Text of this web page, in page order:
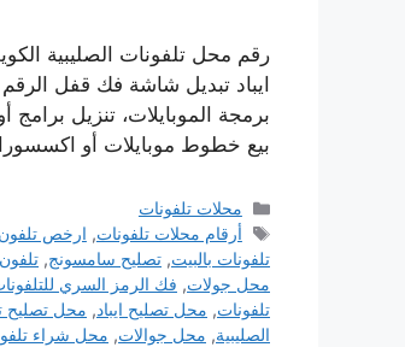
رقم محل تلفونات الصليبية
ايباد تبديل شاشة فك قفل
برمجة الموبايلات، تنزيل
بيع خطوط موبايلات أو
التصنيفات
محلات تلفونات
الوسوم
أرقام محلات تلفونات, ارخص تلفون 5G
تلفونات بالبيت, تصليح سامسونج, تلفون 5G
محل جولات, فك الرمز السري
تلفونات, محل تصليح ايباد, محل تصليح
الصليبية, محل جوالات, محل شراء